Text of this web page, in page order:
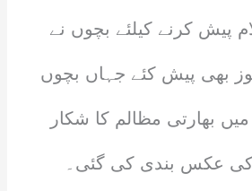
پیش کرنے کیلئے بچوں نے
بھی پیش کئے جہاں بچوں
بھارتی مظالم کا شکار
کی عکس بندی کی گئی۔